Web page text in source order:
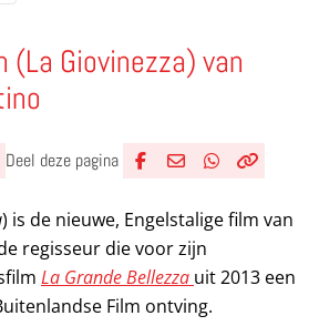
(La Giovinezza) van
Deel deze pagina
) is de nieuwe, Engelstalige film van
regisseur die voor zijn
La Grande Bellezza uit 2013 een
Film ontving.